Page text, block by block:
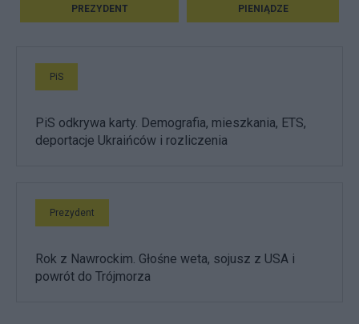
PREZYDENT PIENIĄDZE
PiS
PiS odkrywa karty. Demografia, mieszkania, ETS,
deportacje Ukraińców i rozliczenia
Prezydent
Rok z Nawrockim. Głośne weta, sojusz z USA i
powrót do Trójmorza